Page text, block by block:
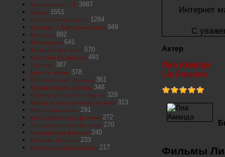
Интернет
С
Актер
Лиа Аманда
Lia Amanda
Фильмы
Зарубежные х/ф 3987
Драма 1551
Отечественное кино 1284
Артхаус - Авторское кино 949
Комедия 882
Мелодрама 641
Французское кино 570
Классика Голливуда 491
Триллер 387
Балет и танец 378
Исторические фильмы 361
Музыкальные фильмы 348
Приключенческие фильмы 329
Оперы и классическая музыка 313
Английское кино 291
Биографические фильмы 272
Документальные фильмы 270
Итальянские фильмы 240
Военные фильмы 233
Новое российское кино 217